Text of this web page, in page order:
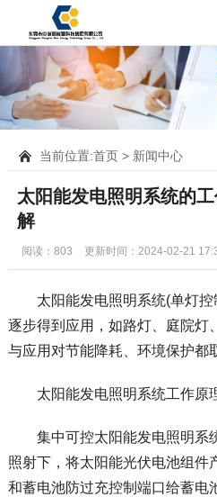
当前位置:首页> 新闻中心
太阳能发电照明系统的
解
阅读：803 更新时间：2024-02-21
太阳能发电照明系统(单灯控
逐步得到应用，如路灯、庭院灯
与应用对节能降耗、环境保护都
太阳能发电照明系统工作原
集中可控太阳能发电照明系
照射下，将太阳能光伏电池组件
和蓄电池防过充控制端口给蓄电